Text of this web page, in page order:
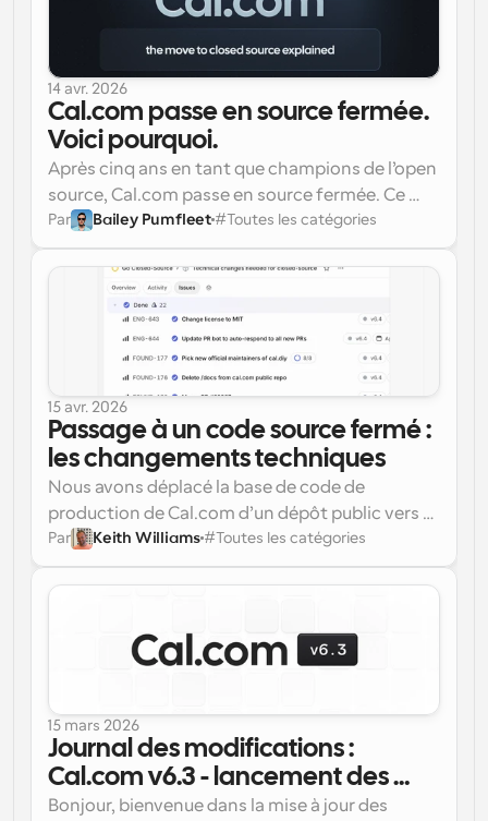
14 avr. 2026
Cal.com passe en source fermée.
Voici pourquoi.
Après cinq ans en tant que champions de l’open
source, Cal.com passe en source fermée. Ce
n’était pas une décision facile, mais à l’ère des
menaces de sécurité alimentées par l’IA, la
protection des données clients doit passer en
premier. Cal.diy continuera d’être une option
ouverte pour les amateurs.
Par Bailey Pumfleet #Toutes les catégories
15 avr. 2026
Passage à un code source fermé :
les changements techniques
Nous avons déplacé la base de code de
production de Cal.com d’un dépôt public vers
calcom/cal.diy
, connu sous le nom de
Cal.diy
Voici ce qui a changé.
Par Keith Williams #Toutes les catégories
15 mars 2026
Journal des modifications :
Cal.com v6.3 - lancement des
agents Cal.com, domaine
Bonjour, bienvenue dans la mise à jour des